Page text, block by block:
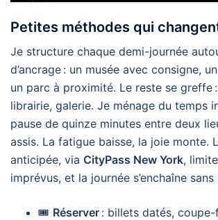
Petites méthodes qui
Je structure chaque demi-journée
d’ancrage : un musée avec consigne,
un parc à proximité. Le reste se greffe
librairie, galerie. Je ménage du temps
pause de quinze minutes entre deux
assis. La fatigue baisse, la joie monte.
anticipée, via CityPass New York,
imprévus, et la journée s’enchaîne
🎟️ Réserver : billets datés,